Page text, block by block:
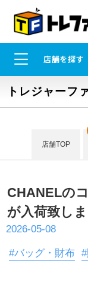
店舗を探す
トレジャーフ
店舗TOP
CHANELの
が入荷致しま
2026-05-08
#バッグ・財布